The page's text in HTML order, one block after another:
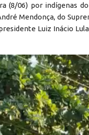
(8/06) por indígenas
Mendonça, do
Luiz Inácio